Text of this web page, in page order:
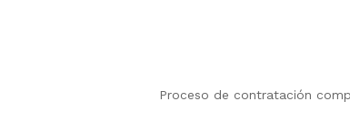
Proceso de contratación